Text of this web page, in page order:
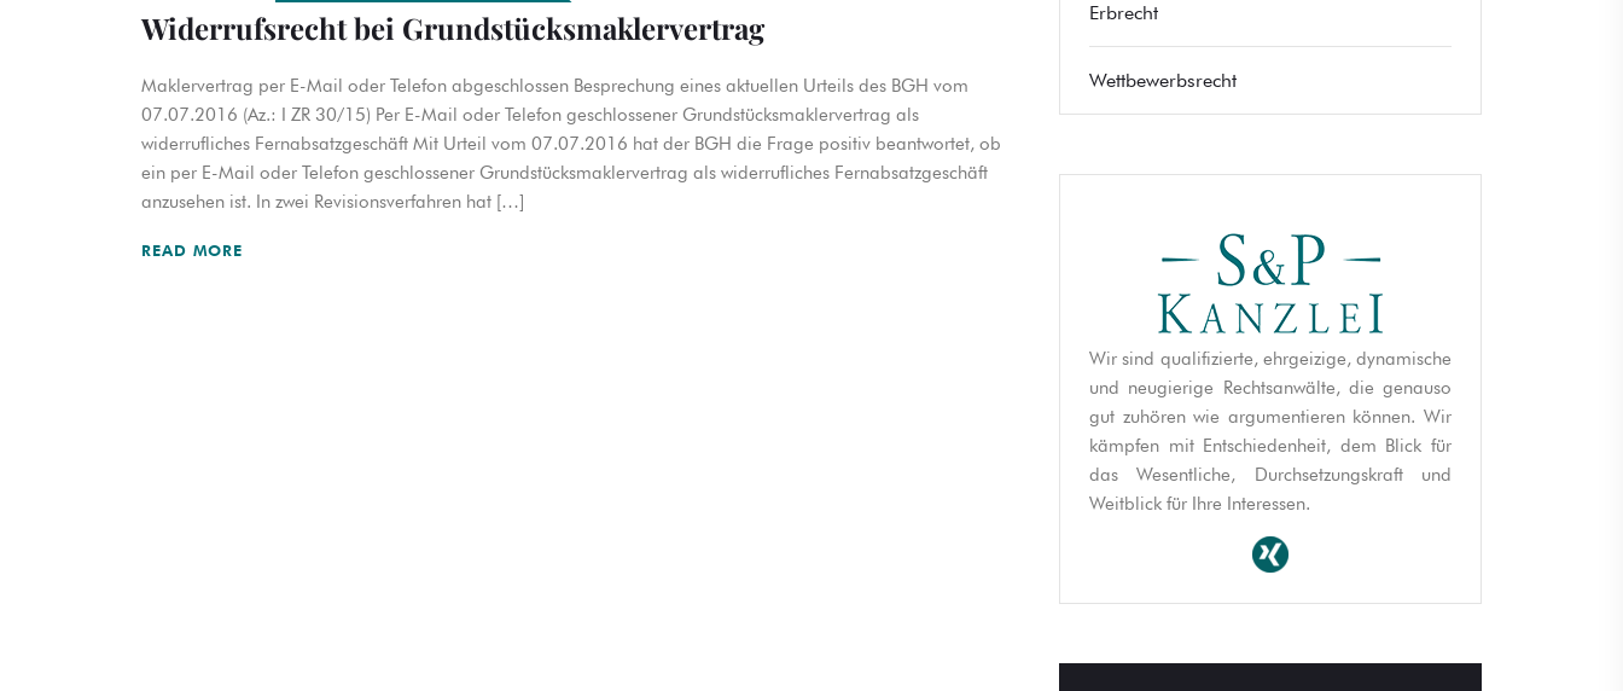
Widerrufsrecht bei Grundstücksmaklervertrag
Maklervertrag per E-Mail oder Telefon abgeschlossen Besprechung eines aktuellen Urteils des BGH vom
07.07.2016 (Az.: I ZR 30/15) Per E-Mail oder Telefon geschlossener Grundstücksmaklervertrag als
widerrufliches Fernabsatzgeschäft Mit Urteil vom 07.07.2016 hat der BGH die Frage positiv beantwortet, ob
ein per E-Mail oder Telefon geschlossener Grundstücksmaklervertrag als widerrufliches Fernabsatzgeschäft
anzusehen ist. In zwei Revisionsverfahren hat […]
READ MORE
Erbrecht
Wettbewerbsrecht
Wir sind qualifizierte, ehrgeizige, dynamische
und neugierige Rechtsanwälte, die genauso
gut zuhören wie argumentieren können. Wir
kämpfen mit Entschiedenheit, dem Blick für
das Wesentliche, Durchsetzungskraft und
Weitblick für Ihre Interessen.